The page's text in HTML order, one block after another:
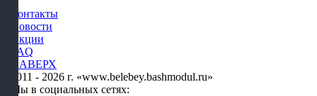
Контакты
Новости
Акции
FAQ
НАВЕРХ
2011 - 2026 г. «www.belebey.bashmodul.ru»
Мы в социальных сетях: